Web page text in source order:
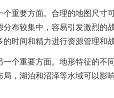
重要方面。合理的地图尺
布较集中，容易引发激烈
时间和精力进行资源管理和战
个重要方面。地形特征的
局，湖泊和沼泽等水域可以